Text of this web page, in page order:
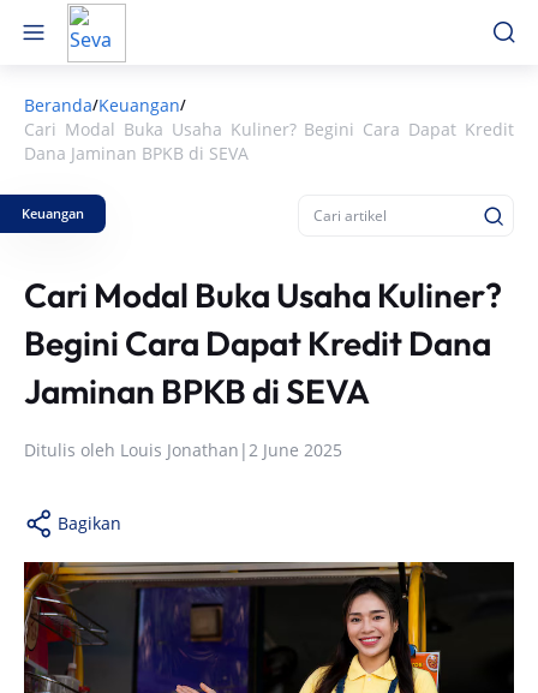
Beranda/Keuangan/
Cari Modal Buka Usaha Kuliner? Begini Cara Dapat Kredit
Dana Jaminan BPKB di SEVA
Keuangan
Cari Modal Buka Usaha Kuliner?
Begini Cara Dapat Kredit Dana
Jaminan BPKB di SEVA
Ditulis oleh Louis Jonathan |2 June 2025
Bagikan